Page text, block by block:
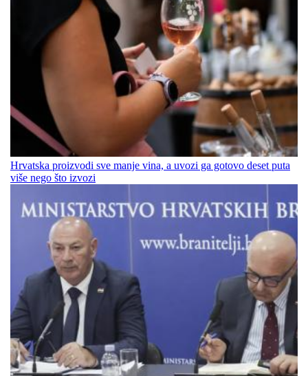
Hrvatska proizvodi sve manje vina, a uvozi ga gotovo deset puta
više nego što izvozi